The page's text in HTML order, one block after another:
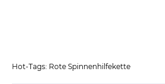
Hot-Tags: Rote Spinnenhilfekette